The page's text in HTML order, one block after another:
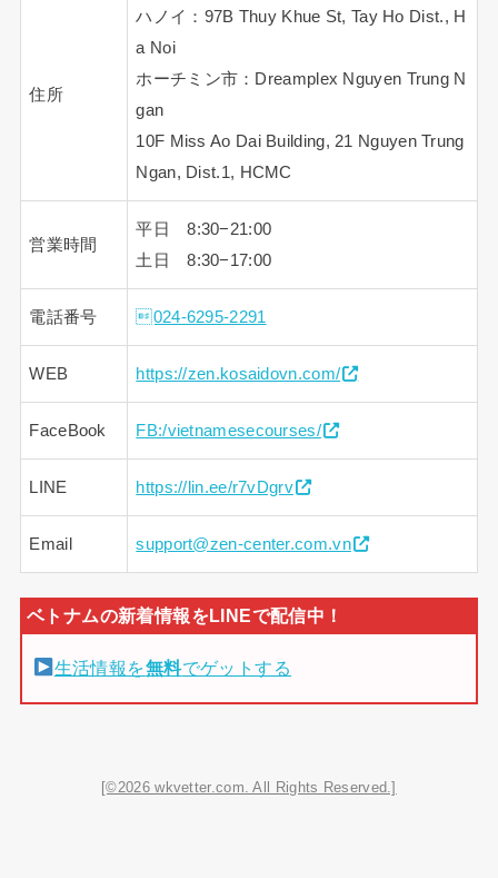
住所
ハノイ：97B Thuy Khue St, Tay Ho Dist., H
a Noi
ホーチミン市：Dreamplex Nguyen Trung N
gan
10F Miss Ao Dai Building, 21 Nguyen Trung
Ngan, Dist.1, HCMC
営業時間
平日 8:30−21:00
土日 8:30−17:00
電話番号 024-6295-2291
WEB https://zen.kosaidovn.com/
FaceBook FB:/vietnamesecourses/
LINE https://lin.ee/r7vDgrv
Email support@zen-center.com.vn
生活情報を無料でゲットする
[©2026 wkvetter.com. All Rights Reserved.]